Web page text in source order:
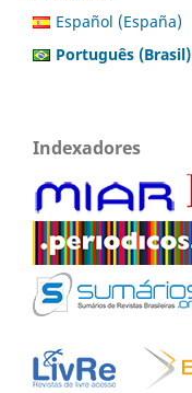
Español (España)
Português (Brasil)
Indexadores